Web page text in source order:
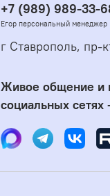
+7 (989) 989-33-
Егор персональный менеджер
г Ставрополь, пр-
Живое общение и
социальных